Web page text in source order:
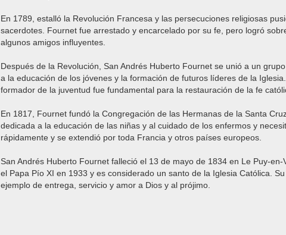
En 1789, estalló la Revolución Francesa y las persecuciones religiosas
sacerdotes. Fournet fue arrestado y encarcelado por su fe, pero logró
algunos amigos influyentes.
Después de la Revolución, San Andrés Huberto Fournet se unió a un
a la educación de los jóvenes y la formación de futuros líderes de la
formador de la juventud fue fundamental para la restauración de la fe
En 1817, Fournet fundó la Congregación de las Hermanas de la Santa
dedicada a la educación de las niñas y al cuidado de los enfermos y
rápidamente y se extendió por toda Francia y otros países europeos.
San Andrés Huberto Fournet falleció el 13 de mayo de 1834 en Le Puy-
el Papa Pío XI en 1933 y es considerado un santo de la Iglesia Católica.
ejemplo de entrega, servicio y amor a Dios y al prójimo.